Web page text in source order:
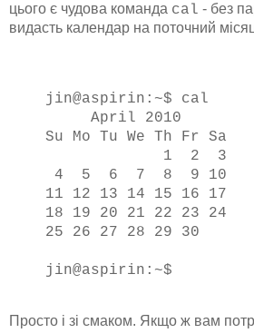
цього є чудова команда cal - без
видасть календар на поточний
jin@aspirin:~$ cal
April 2010
Su Mo Tu We Th Fr Sa
1 2 3
4 5 6 7 8 9 10
11 12 13 14 15 16 17
18 19 20 21 22 23 24
25 26 27 28 29 30
jin@aspirin:~$
Просто і зі смаком. Якщо ж вам